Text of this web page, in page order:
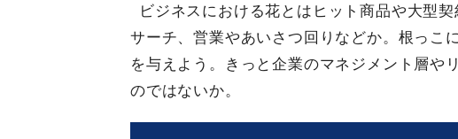
ビジネスにおける花とはヒット商品や大型
サーチ、営業やあいさつ回りなどか。根っこ
を与えよう。きっと企業のマネジメント層や
のではないか。